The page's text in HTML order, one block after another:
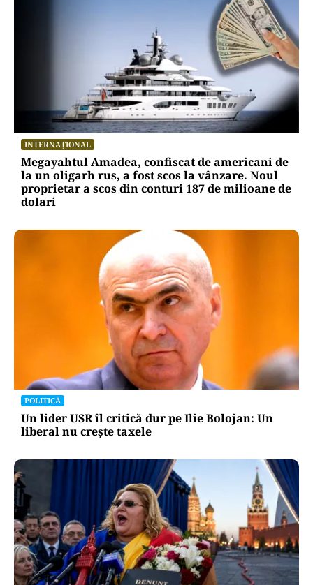
INTERNAȚIONAL
Megayahtul Amadea, confiscat de americani de
la un oligarh rus, a fost scos la vânzare. Noul
proprietar a scos din conturi 187 de milioane de
dolari
POLITICĂ
Un lider USR îl critică dur pe Ilie Bolojan: Un
liberal nu crește taxele